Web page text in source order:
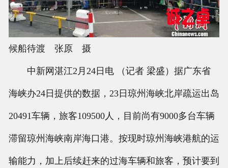
候船待渡 张原 摄
中新网湛江2月24日电 （记者 梁盛）据广东省
海峡办24日提供的数据，23日琼州海峡北岸疏运出岛
20491车辆，旅客109500人，目前尚有9000多台车辆
滞留琼州海峡南岸海口港。按现时琼州海峡港航的运
输能力，加上后续赶来的过海车辆和旅客，预计要到